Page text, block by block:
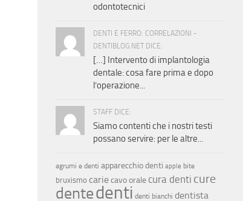
odontotecnici
DENTI E FERRO: CORRELAZIONI -
DENTIBLOG.NET DICE:
[…] Intervento di implantologia
dentale: cosa fare prima e dopo
l’operazione...
STAFF DICE:
Siamo contenti che i nostri testi
possano servire: per le altre...
agrumi e denti apparecchio denti apple bite
bruxismo cariecavo orale cura denti cure
dentedenti denti bianchi dentista